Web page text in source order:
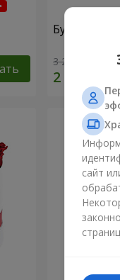
Букет с
3 229 грн
сайт